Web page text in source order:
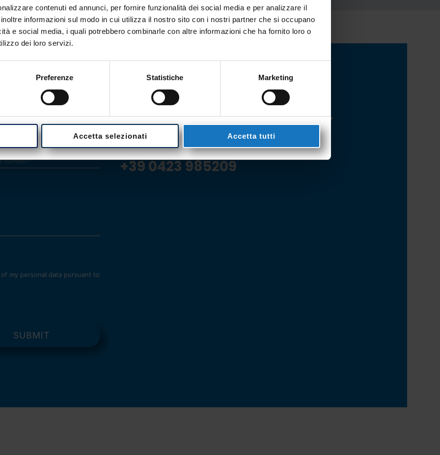
contenuti ed annunci, per fornire funzionalità dei social media e per analizzare il
informazioni sul modo in cui utilizza il nostro sito con i nostri partner che si occupano
e social media, i quali potrebbero combinarle con altre informazioni che ha fornito loro o
dei loro servizi.
Preferenze Statistiche Marketing
Accetta selezionati Accetta tutti
my personal data pursuant to
CONTACT US
We are at your disposal for any
information, or call us at
+39 0423 985209